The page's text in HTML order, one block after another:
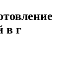
в г